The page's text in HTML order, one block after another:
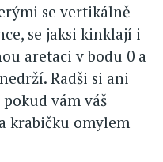
se vertikálně
se jaksi kinklají i
aretaci v bodu 0 a
Radši si ani
vám váš
krabičku omylem